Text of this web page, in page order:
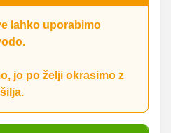
lahko uporabimo
jo po želji okrasimo z